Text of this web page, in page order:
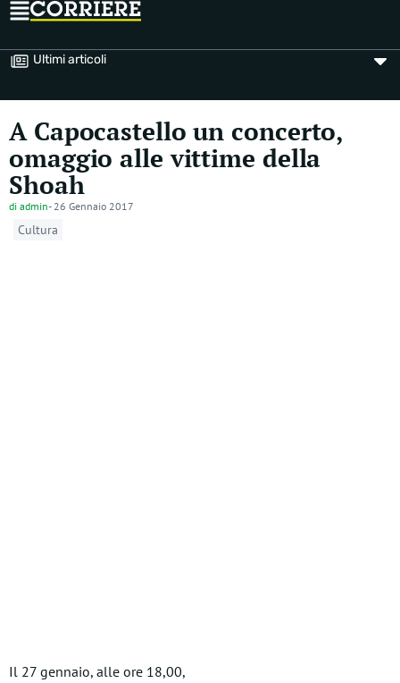
Ultimi articoli
A Capocastello un concerto,
omaggio alle vittime della
Shoah
di admin- 26 Gennaio 2017
Cultura
Il 27 gennaio, alle ore 18,00,